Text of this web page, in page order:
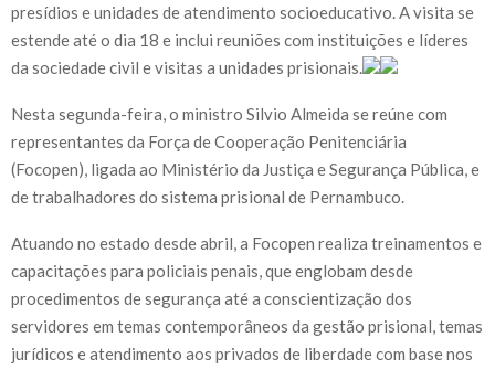
presídios e unidades de atendimento socioeducativo. A visita se
estende até o dia 18 e inclui reuniões com instituições e líderes
da sociedade civil e visitas a unidades prisionais.
Nesta segunda-feira, o ministro Silvio Almeida se reúne com
representantes da Força de Cooperação Penitenciária
(Focopen), ligada ao Ministério da Justiça e Segurança Pública, e
de trabalhadores do sistema prisional de Pernambuco.
Atuando no estado desde abril, a Focopen realiza treinamentos e
capacitações para policiais penais, que englobam desde
procedimentos de segurança até a conscientização dos
servidores em temas contemporâneos da gestão prisional, temas
jurídicos e atendimento aos privados de liberdade com base nos